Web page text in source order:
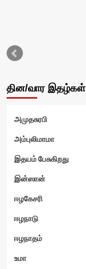
தின/வார இதழ்கள்
அமுதசுரபி
அம்புலிமாமா
இதயம் பேசுகிறது
இன்ஸான்
ஈழகேசரி
ஈழநாடு
ஈழநாதம்
உமா